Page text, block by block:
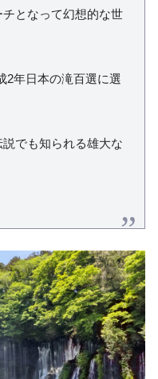
となって幻想的な世
2年日本の滝百選に選
でも知られる雄大な